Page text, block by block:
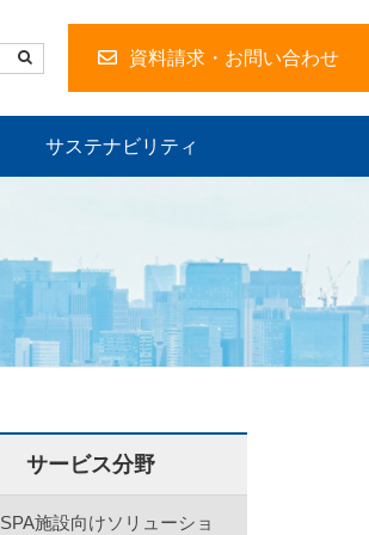
資料請求・お問い合わせ
サステナビリティ
サービス分野
SPA施設向けソリューショ